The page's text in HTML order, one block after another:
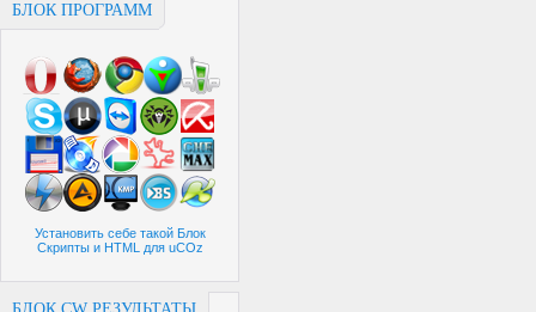
БЛОК ПРОГРАММ
Установить себе такой Блок
Скрипты и HTML для uCOz